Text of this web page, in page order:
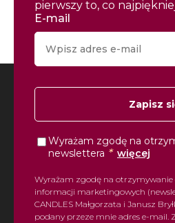
pierwszy to, co
E-mail
Zapisz
Wyrażam zgodę na
newslettera * więcej
Wyrażam zgodę na
informacji marketingowych
CANDLES Małgorzata i Janusz
podany przeze mnie adres e-mail.